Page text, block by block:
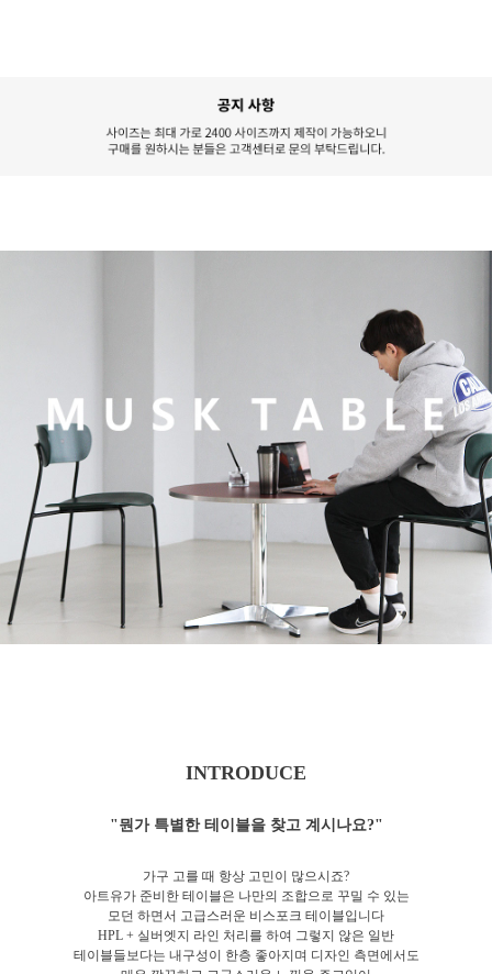
INTRODUCE
"뭔가 특별한 테이블을 찾고 계시나요?"
가구 고를 때 항상 고민이 많으시죠?
아트유가 준비한 테이블은 나만의 조합으로 꾸밀 수 있는
모던 하면서 고급스러운 비스포크 테이블입니다
HPL + 실버엣지 라인 처리를 하여 그렇지 않은 일반
테이블들보다는 내구성이 한층 좋아지며 디자인 측면에서도